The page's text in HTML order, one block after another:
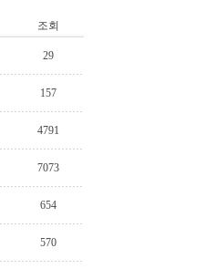
조회
29
157
4791
7073
654
570